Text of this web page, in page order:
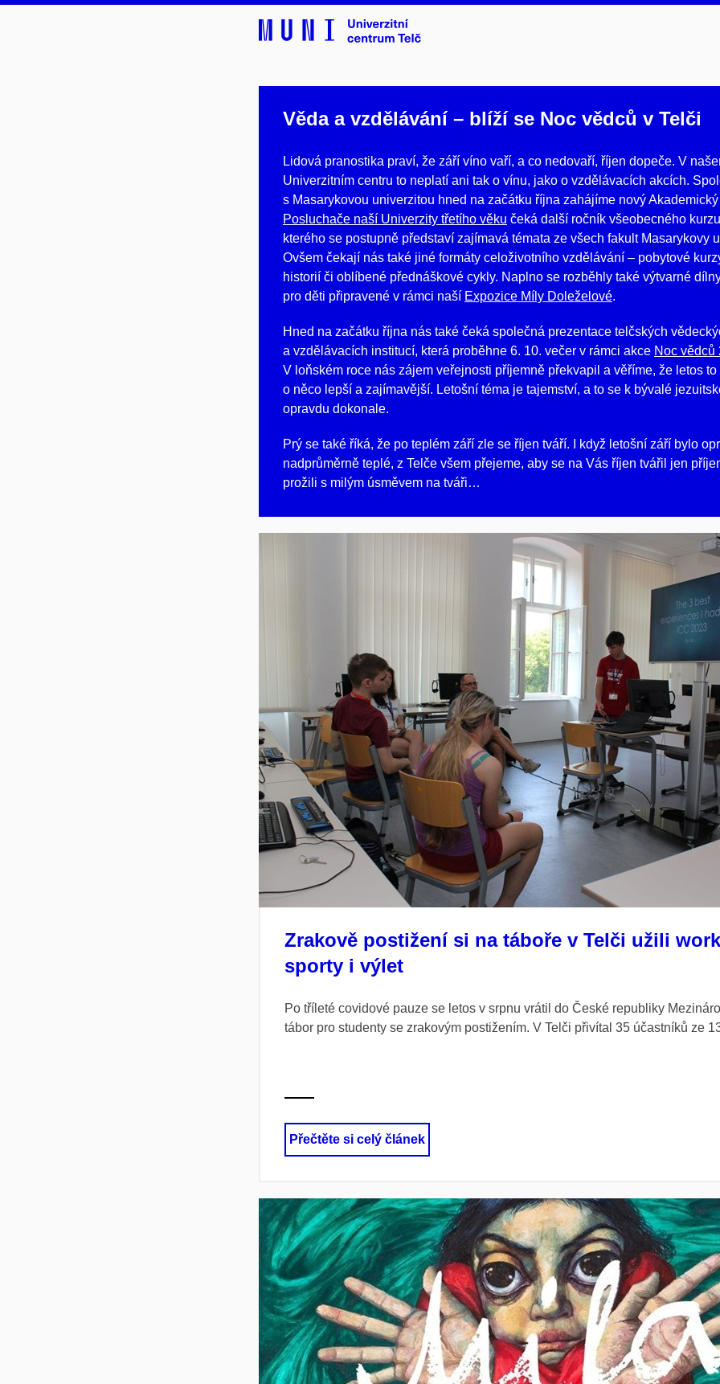
Věda a vzdělávání – blíží se Noc vědců v Telči
Lidová pranostika praví, že září víno vaří, a co nedovaří, říjen dopeče. V
Univerzitním centru to neplatí ani tak o vínu, jako o vzdělávacích akcích.
s Masarykovou univerzitou hned na začátku října zahájíme nový
Posluchače naší Univerzity třetího věku čeká další ročník všeobecného
kterého se postupně představí zajímavá témata ze všech fakult Masarykovy
Ovšem čekají nás také jiné formáty celoživotního vzdělávání – pobytové
historií či oblíbené přednáškové cykly. Naplno se rozběhly také výtvarné
pro děti připravené v rámci naší Expozice Míly Doleželové.
Hned na začátku října nás také čeká společná prezentace telčských
a vzdělávacích institucí, která proběhne 6. 10. večer v rámci akce Noc vědců
V loňském roce nás zájem veřejnosti příjemně překvapil a věříme, že letos
o něco lepší a zajímavější. Letošní téma je tajemství, a to se k bývalé
opravdu dokonale.
Prý se také říká, že po teplém září zle se říjen tváří. I když letošní září bylo
nadprůměrně teplé, z Telče všem přejeme, aby se na Vás říjen tvářil jen
prožili s milým úsměvem na tváři…
Zrakově postižení si na táboře v Telči užili
sporty i výlet
Po tříleté covidové pauze se letos v srpnu vrátil do České republiky
tábor pro studenty se zrakovým postižením. V Telči přivítal 35 účastníků ze
Přečtěte si celý článek